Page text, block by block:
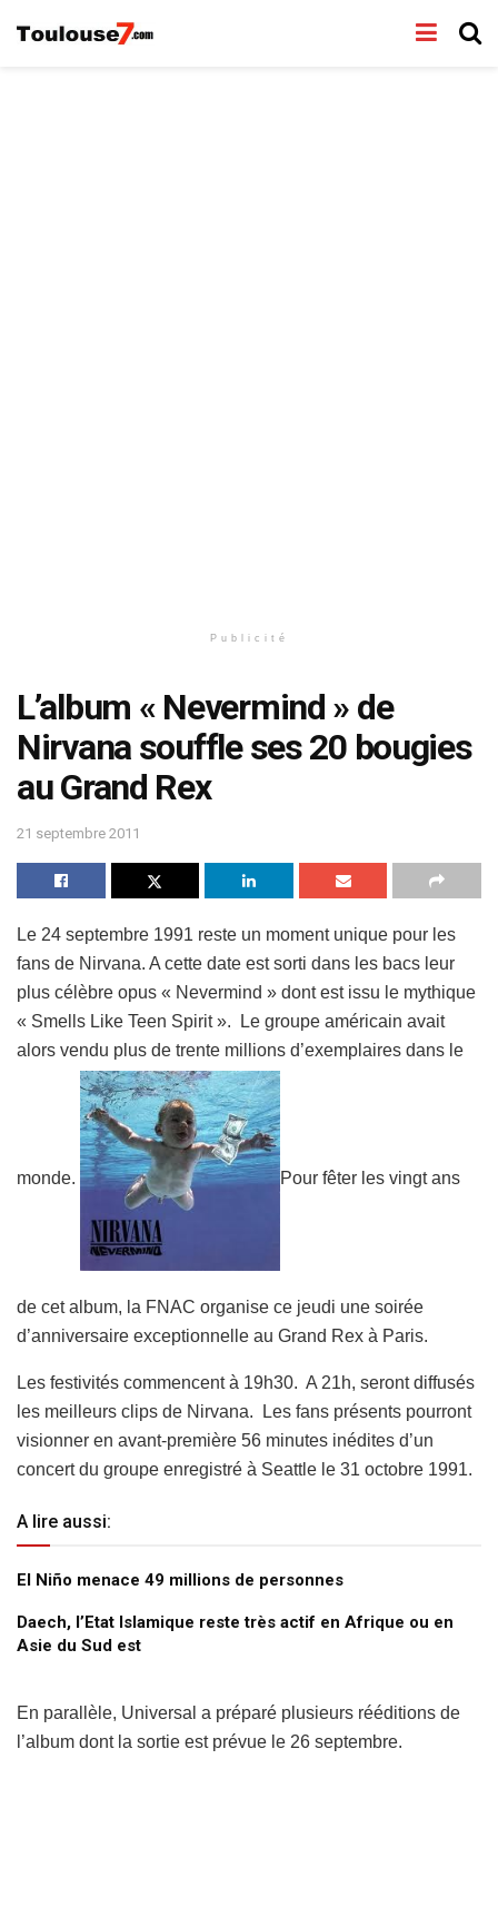
Publicité
L’album « Nevermind » de
Nirvana souffle ses 20 bougies
au Grand Rex
21 septembre 2011
Le 24 septembre 1991 reste un moment unique pour les
fans de Nirvana. A cette date est sorti dans les bacs leur
plus célèbre opus « Nevermind » dont est issu le mythique
« Smells Like Teen Spirit ». Le groupe américain avait
alors vendu plus de trente millions d’exemplaires dans le
monde. Pour fêter les vingt ans
de cet album, la FNAC organise ce jeudi une soirée
d’anniversaire exceptionnelle au Grand Rex à Paris.
Les festivités commencent à 19h30. A 21h, seront diffusés
les meilleurs clips de Nirvana. Les fans présents pourront
visionner en avant-première 56 minutes inédites d’un
concert du groupe enregistré à Seattle le 31 octobre 1991.
A lire aussi:
El Niño menace 49 millions de personnes
Daech, l’Etat Islamique reste très actif en Afrique ou en
Asie du Sud est
En parallèle, Universal a préparé plusieurs rééditions de
l’album dont la sortie est prévue le 26 septembre.